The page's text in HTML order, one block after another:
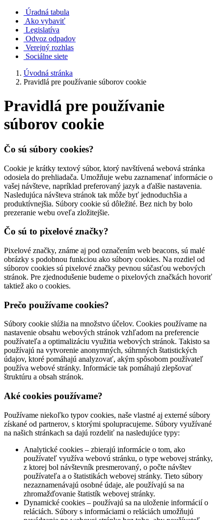
Úradná tabula
Ako vybaviť
Legislatíva
Odvoz odpadov
Verejný rozhlas
Sociálne siete
Úvodná stránka
Pravidlá pre používanie súborov cookie
Pravidlá pre používanie
súborov cookie
Čo sú súbory cookies?
Cookie je krátky textový súbor, ktorý navštívená webová stránka
odosiela do prehliadača. Umožňuje webu zaznamenať informácie o
vašej návšteve, napríklad preferovaný jazyk a ďalšie nastavenia.
Nasledujúca návšteva stránok tak môže byť jednoduchšia a
produktívnejšia. Súbory cookie sú dôležité. Bez nich by bolo
prezeranie webu oveľa zložitejšie.
Čo sú to pixelové značky?
Pixelové značky, známe aj pod označením web beacons, sú malé
obrázky s podobnou funkciou ako súbory cookies. Na rozdiel od
súborov cookies sú pixelové značky pevnou súčasťou webových
stránok. Pre zjednodušenie budeme o pixelových značkách hovoriť
taktiež ako o cookies.
Prečo používame cookies?
Súbory cookie slúžia na množstvo účelov. Cookies používame na
nastavenie obsahu webových stránok vzhľadom na preferencie
používateľa a optimalizáciu využitia webových stránok. Takisto sa
používajú na vytvorenie anonymných, súhrnných štatistických
údajov, ktoré pomáhajú analyzovať, akým spôsobom používateľ
používa webové stránky. Informácie tak pomáhajú zlepšovať
štruktúru a obsah stránok.
Aké cookies používame?
Používame niekoľko typov cookies, naše vlastné aj externé súbory
získané od partnerov, s ktorými spolupracujeme. Súbory využívané
na našich stránkach sa dajú rozdeliť na nasledujúce typy:
Analytické cookies – zbierajú informácie o tom, ako
používateľ využíva webovú stránku, o type webovej stránky,
z ktorej bol návštevník presmerovaný, o počte návštev
používateľa a o štatistikách webovej stránky. Tieto súbory
nezaznamenávajú osobné údaje, ale používajú sa na
zhromažďovanie štatistík webovej stránky.
Dynamické cookies – používajú sa na uloženie informácií o
reláciách. Súbory s informáciami o reláciách umožňujú